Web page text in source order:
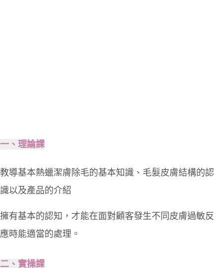
一、理論課
教導基本熱蠟潔膚除毛的基本知識、毛髮皮膚結構的認
識以及產品的介紹
擁有基本的認知，才能在面對顧客發生不同皮膚過敏反
應時能適當的處理。
二、實操課